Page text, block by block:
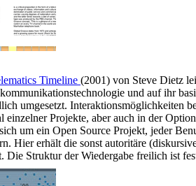
Timeline (2001) von Steve Dietz
und auf ihr
umgesetzt. Interaktionsmöglichkeiten
einzelner Projekte, aber auch in der
um ein Open Source Projekt, jeder
Hier erhält die sonst autoritäre
Die Struktur der Wiedergabe freilich ist